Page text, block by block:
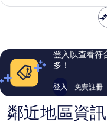
好，
論
登入以查看符
多！
登入 免費註冊
鄰近地區資訊